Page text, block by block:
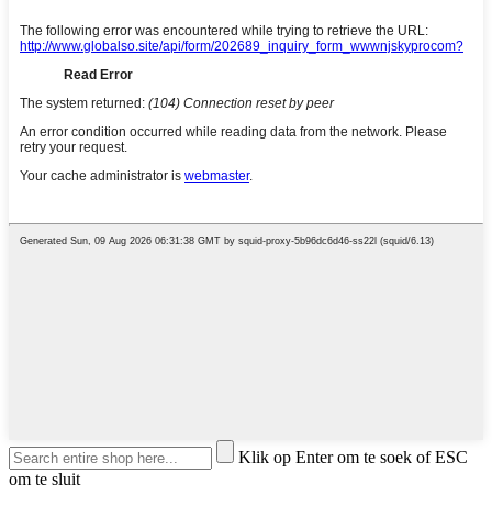
Klik op Enter om te soek of ESC
om te sluit